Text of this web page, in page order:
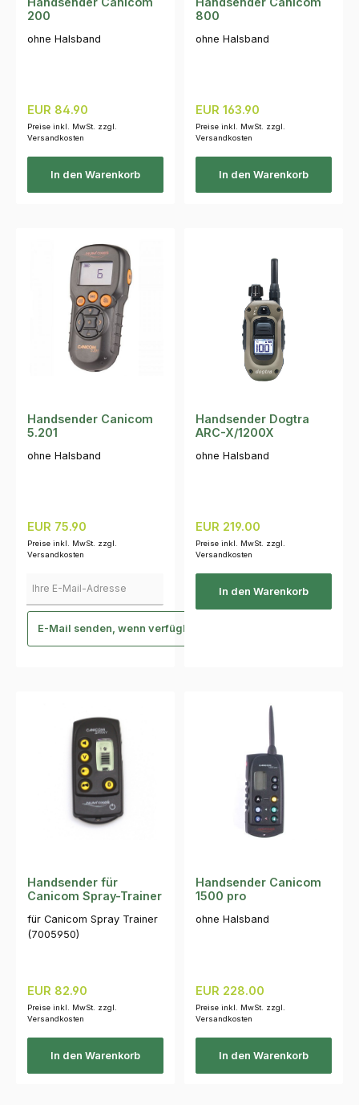
200
ohne Halsband
Regulärer Preis:
EUR 84.90
Preise inkl. MwSt. zzgl.
Versandkosten
In den Warenkorb
800
ohne Halsband
Regulärer Preis:
EUR 163.90
Preise inkl. MwSt. zzgl.
Versandkosten
In den Warenkorb
Handsender Canicom
5.201
ohne Halsband
Regulärer Preis:
EUR 75.90
Preise inkl. MwSt. zzgl.
Versandkosten
E-Mail senden, wenn verfügbar
Handsender Dogtra
ARC-X/1200X
ohne Halsband
Regulärer Preis:
EUR 219.00
Preise inkl. MwSt. zzgl.
Versandkosten
In den Warenkorb
Handsender für
Canicom Spray-Trainer
für Canicom Spray Trainer
(7005950)
Regulärer Preis:
EUR 82.90
Preise inkl. MwSt. zzgl.
Versandkosten
In den Warenkorb
Handsender Canicom
1500 pro
ohne Halsband
Regulärer Preis:
EUR 228.00
Preise inkl. MwSt. zzgl.
Versandkosten
In den Warenkorb